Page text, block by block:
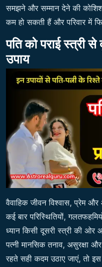
समझने और सम्मान देने की कोशिश
कम हो सकती हैं और परिवार में
पति को पराई स्त्री
उपाय
वैवाहिक जीवन विश्वास, प्रेम
कई बार परिस्थितियों,
ध्यान किसी दूसरी स्त्री की ओर
पत्नी मानसिक तनाव, असुरक्षा
रहते सही कदम उठाए जाएं, तो